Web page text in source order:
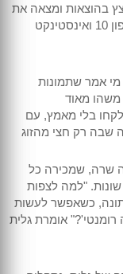
בהוצאות ומצאה את
הפתרון המושלם בדמות דודה שרה, בעלת אייפון 10 ואינסטינקט
מי אמר שתמונות
משהו מאוד
בלי מאמץ, עם
שבה רק חצי מהזוג
שרה, שמכירה כל
שונות. "למה לצפות
כשאפשר לעשות
אומרת גלית